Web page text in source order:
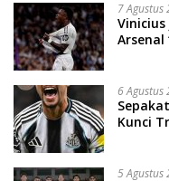
7
Arsenal
6 Agustus
Kunci
5 Agustus